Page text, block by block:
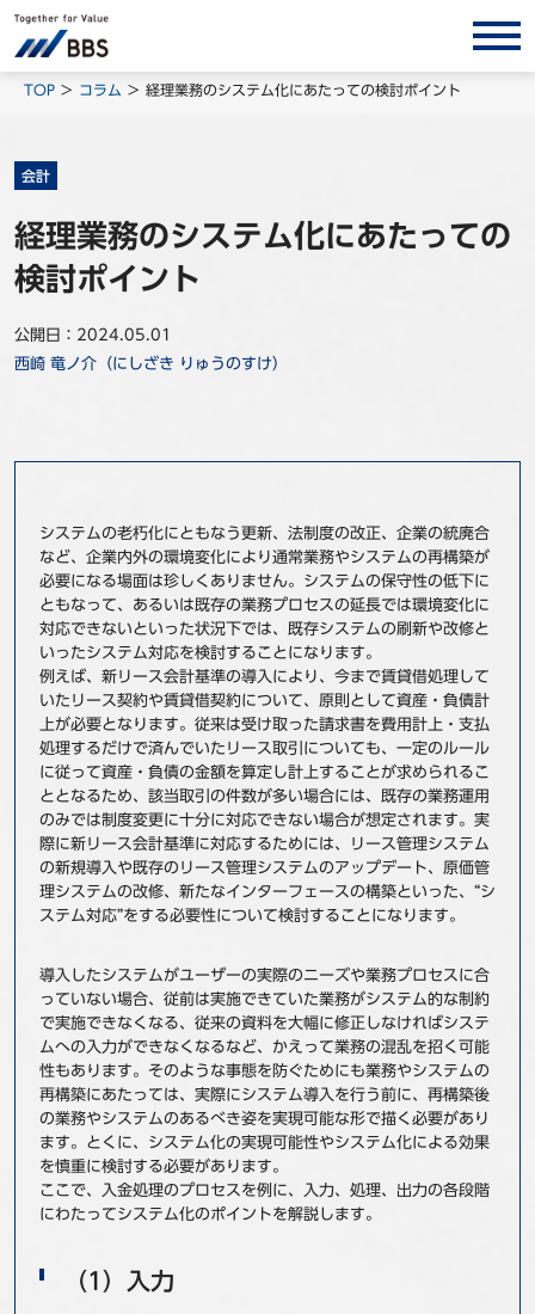
BBSグループネットワーク サステナビリティ 企業情報
株主・投資家情報 採用情報
サービス/ソリューション
事例
セミナ−
ニュース
お問い合わせ
TOP コラム 経理業務のシステム化にあたっての検討ポイント
会計
経理業務のシステム化にあたっての
検討ポイント
公開日：2024.05.01
西崎 竜ノ介（にしざき りゅうのすけ）
システムの老朽化にともなう更新、法制度の改正、企業の統廃合
など、企業内外の環境変化により通常業務やシステムの再構築が
必要になる場面は珍しくありません。システムの保守性の低下に
ともなって、あるいは既存の業務プロセスの延長では環境変化に
対応できないといった状況下では、既存システムの刷新や改修と
いったシステム対応を検討することになります。
例えば、新リース会計基準の導入により、今まで賃貸借処理して
いたリース契約や賃貸借契約について、原則として資産・負債計
上が必要となります。従来は受け取った請求書を費用計上・支払
処理するだけで済んでいたリース取引についても、一定のルール
に従って資産・負債の金額を算定し計上することが求められるこ
ととなるため、該当取引の件数が多い場合には、既存の業務運用
のみでは制度変更に十分に対応できない場合が想定されます。実
際に新リース会計基準に対応するためには、リース管理システム
の新規導入や既存のリース管理システムのアップデート、原価管
理システムの改修、新たなインターフェースの構築といった、“シ
ステム対応”をする必要性について検討することになります。
導入したシステムがユーザーの実際のニーズや業務プロセスに合
っていない場合、従前は実施できていた業務がシステム的な制約
で実施できなくなる、従来の資料を大幅に修正しなければシステ
ムへの入力ができなくなるなど、かえって業務の混乱を招く可能
性もあります。そのような事態を防ぐためにも業務やシステムの
再構築にあたっては、実際にシステム導入を行う前に、再構築後
の業務やシステムのあるべき姿を実現可能な形で描く必要があり
ます。とくに、システム化の実現可能性やシステム化による効果
を慎重に検討する必要があります。
ここで、入金処理のプロセスを例に、入力、処理、出力の各段階
にわたってシステム化のポイントを解説します。
（1）入力